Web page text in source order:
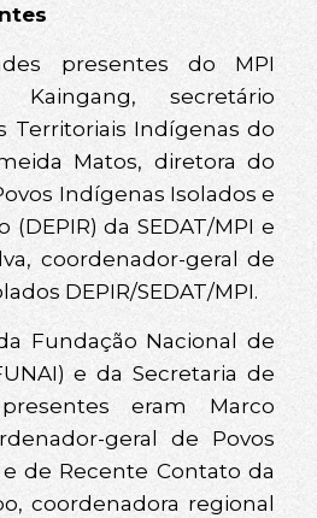
presentes do MPI
Kaingang, secretário
Territoriais Indígenas do
Matos, diretora do
Indígenas Isolados e
da SEDAT/MPI e
coordenador-geral de
DEPIR/SEDAT/MPI.
Fundação Nacional de
e da Secretaria de
eram Marco
geral de Povos
de Recente Contato da
coordenadora regional